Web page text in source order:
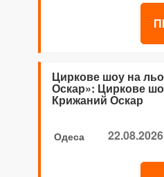
Циркове шоу на
Оскар»: Циркове
Крижаний Оскар
Одеса